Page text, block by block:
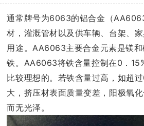
通常牌号为6063的铝合金（
材，灌溉管材以及供车辆、台架、
用途。AA6063主要合金元素是镁
铁。AA6063将铁含量控制在0．
比较理想的。若铁含量过高，如超
大，挤压材表面质量变差，阳极氧
而无光泽。